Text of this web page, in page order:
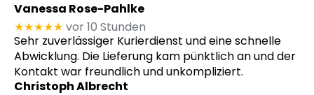
Vanessa Rose-Pahlke
★★★★★ vor 10 Stunden
Sehr zuverlässiger Kurierdienst und eine schnelle
Abwicklung. Die Lieferung kam pünktlich an und der
Kontakt war freundlich und unkompliziert.
Christoph Albrecht